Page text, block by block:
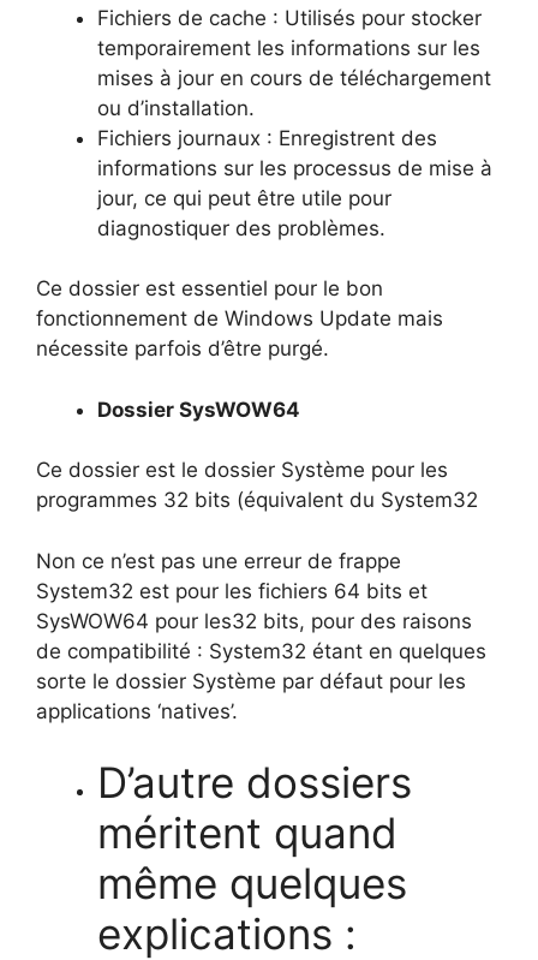
Fichiers de cache : Utilisés pour stocker
temporairement les informations sur les
mises à jour en cours de téléchargement
ou d’installation.
Fichiers journaux : Enregistrent des
informations sur les processus de mise à
jour, ce qui peut être utile pour
diagnostiquer des problèmes.
Ce dossier est essentiel pour le bon
fonctionnement de Windows Update mais
nécessite parfois d’être purgé.
Dossier SysWOW64
Ce dossier est le dossier Système pour les
programmes 32 bits (équivalent du System32
Non ce n’est pas une erreur de frappe
System32 est pour les fichiers 64 bits et
SysWOW64 pour les32 bits, pour des raisons
de compatibilité : System32 étant en quelques
sorte le dossier Système par défaut pour les
applications ‘natives’.
D’autre dossiers
méritent quand
même quelques
explications :